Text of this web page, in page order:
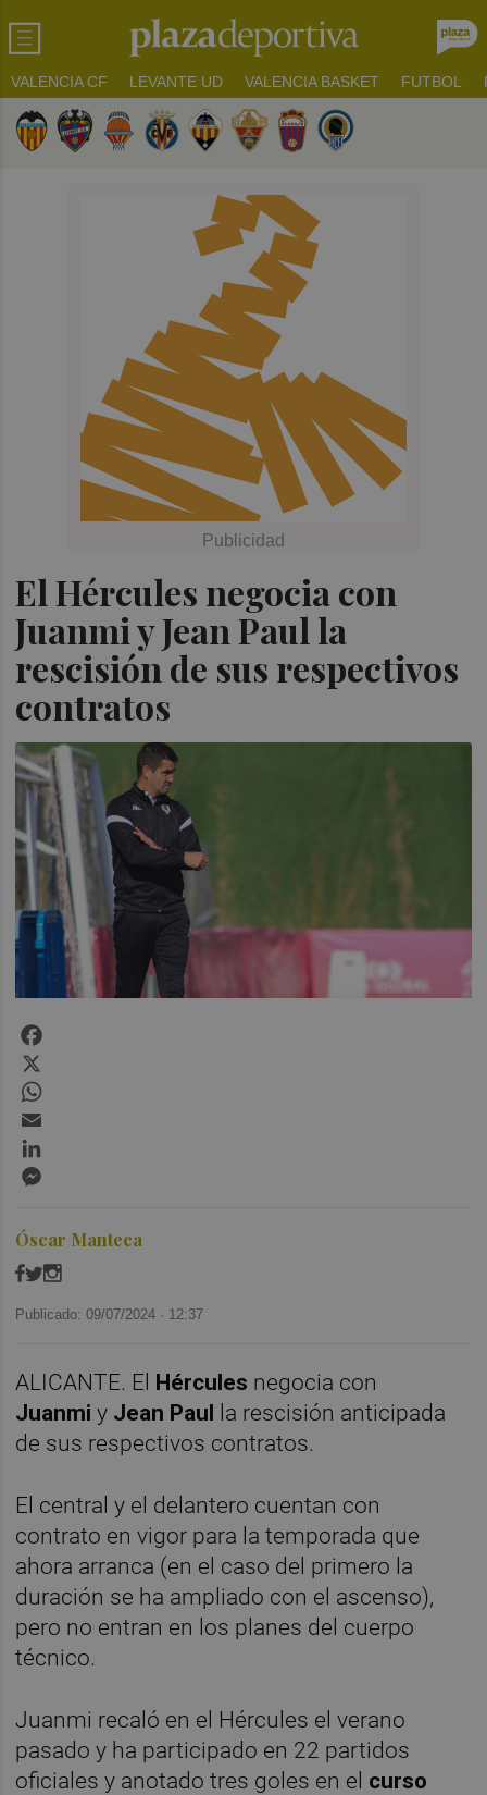
VALENCIA CF LEVANTE UD VALENCIA BASKET FUTBOL
El Hércules negocia con
Juanmi y Jean Paul la
rescisión de sus respectivos
contratos
Óscar Manteca
Publicado: 09/07/2024 · 12:37
ALICANTE. El Hércules negocia con
Juanmiy Jean Paul la rescisión anticipada
de sus respectivos contratos.
El central y el delantero cuentan con
contrato en vigor para la temporada que
ahora arranca (en el caso del primero la
duración se ha ampliado con el ascenso),
pero no entran en los planes del cuerpo
técnico.
Juanmi recaló en el Hércules el verano
pasado y ha participado en 22 partidos
oficiales y anotado tres goles en el curso